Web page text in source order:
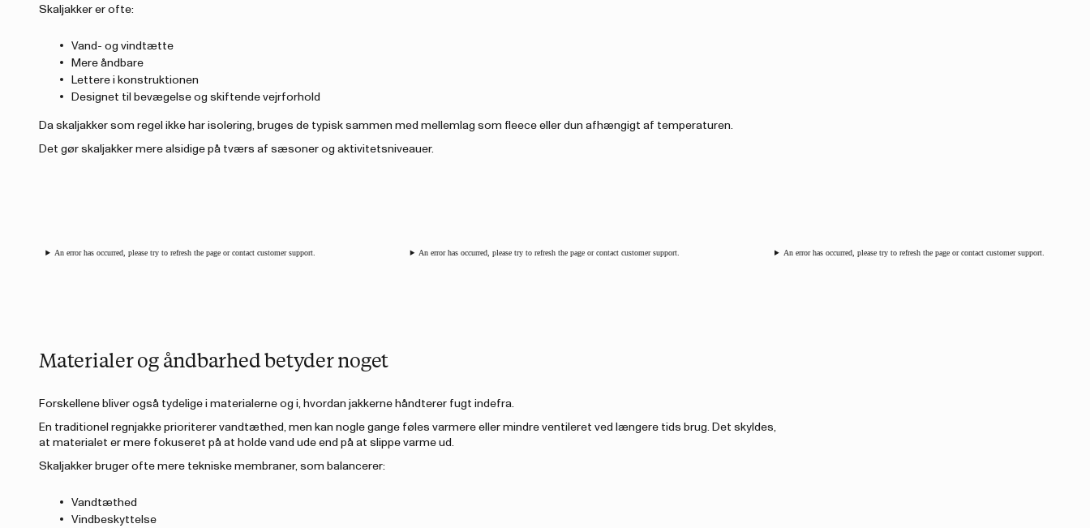
Skaljakker er ofte:
Vand- og vindtætte
Mere åndbare
Lettere i konstruktionen
Designet til bevægelse og skiftende vejrforhold
Da skaljakker som regel ikke har isolering, bruges de typisk sammen med mellemlag som fleece eller dun afhængigt af temperaturen.
Det gør skaljakker mere alsidige på tværs af sæsoner og aktivitetsniveauer.
An error has occurred, please try to refresh the page or contact customer support. An error has occurred, please try to refresh the page or contact customer support. An error has occurred, please try to refresh the page or contact customer support.
Materialer og åndbarhed betyder noget
Forskellene bliver også tydelige i materialerne og i, hvordan jakkerne håndterer fugt indefra.
En traditionel regnjakke prioriterer vandtæthed, men kan nogle gange føles varmere eller mindre ventileret ved længere tids brug. Det skyldes,
at materialet er mere fokuseret på at holde vand ude end på at slippe varme ud.
Skaljakker bruger ofte mere tekniske membraner, som balancerer:
Vandtæthed
Vindbeskyttelse